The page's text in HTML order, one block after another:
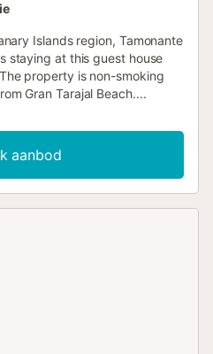
Islands region, Tamonante
staying at this guest house
property is non-smoking
Gran Tarajal Beach....
aanbod